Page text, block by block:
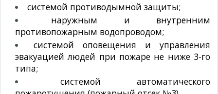
системой противодымной защиты;
наружным и внутренним
противопожарным водопроводом;
системой оповещения и управления
эвакуацией людей при пожаре не ниже 3-го
типа;
системой автоматического